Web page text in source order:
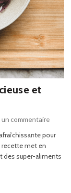
et
un commentaire
pour
recette met en
des super-aliments